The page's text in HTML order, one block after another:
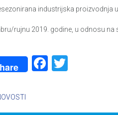
industrijska proizvodnja
rujnu 2019. godine, u odnosu na
Facebook